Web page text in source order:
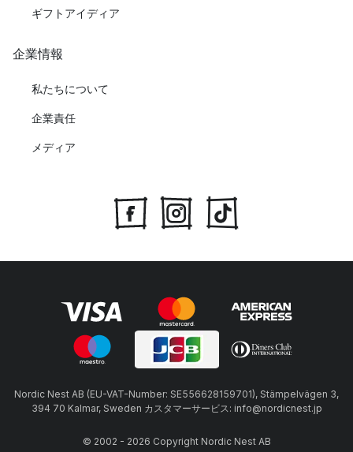
ギフトアイディア
企業情報
私たちについて
企業責任
メディア
Nordic Nest AB (EU-VAT-Number: SE556628159701), Stämpelvägen 3,
394 70 Kalmar, Sweden カスタマーサービス: info@nordicnest.jp
© 2002 - 2026 Copyright Nordic Nest AB